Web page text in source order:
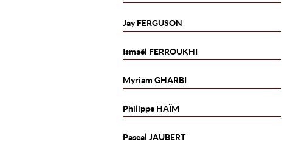
JayFERGUSON
Ismaël FERROUKHI
Myriam GHARBI
Philippe HAÏM
Pascal JAUBERT